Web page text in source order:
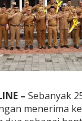
– Sebanyak
menerima